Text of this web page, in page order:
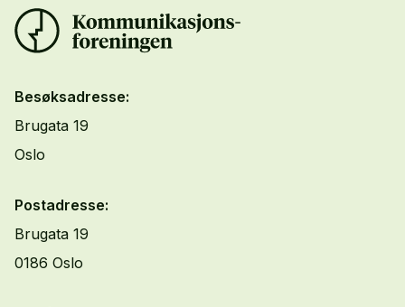
Besøksadresse:
Brugata 19
Oslo
Postadresse:
Brugata 19
0186 Oslo